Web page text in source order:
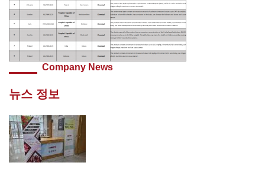
Company News
뉴스 정보